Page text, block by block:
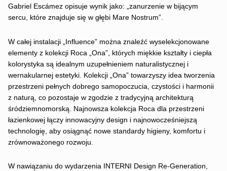
Gabriel Escámez opisuje wynik jako: „zanurzenie w bijącym
sercu, które znajduje się w głębi Mare Nostrum”.
W całej instalacji „Influence” można znaleźć wyselekcjonowane
elementy z kolekcji Roca „Ona”, których miękkie kształty i ciepła
kolorystyka są idealnym uzupełnieniem naturalistycznej i
wernakularnej estetyki. Kolekcji „Ona” towarzyszy idea tworzenia
przestrzeni pełnych dobrego samopoczucia, czystości i harmonii
z naturą, co pozostaje w zgodzie z tradycyjną architekturą
śródziemnomorską. Najnowsza kolekcja Roca dla przestrzeni
łazienkowej łączy innowacyjny design i najnowocześniejszą
technologię, aby osiągnąć nowe standardy higieny, komfortu i
zrównoważonego rozwoju.
W nawiązaniu do wydarzenia INTERNI Design Re-Generation,